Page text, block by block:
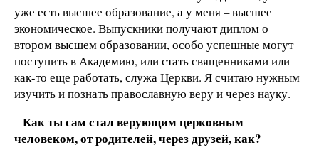
уже есть высшее образование, а у меня – высшее
экономическое. Выпускники получают диплом о
втором высшем образовании, особо успешные могут
поступить в Академию, или стать священниками или
как-то еще работать, служа Церкви. Я считаю нужным
изучить и познать православную веру и через науку.
–Как ты сам стал верующим церковным
человеком, от родителей, через друзей,как?